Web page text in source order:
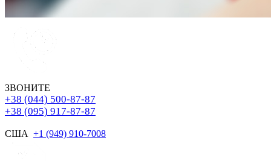
ЗВОНИТЕ
+38 (044) 500-87-87
+38 (095) 917-87-87
США +1 (949) 910-7008